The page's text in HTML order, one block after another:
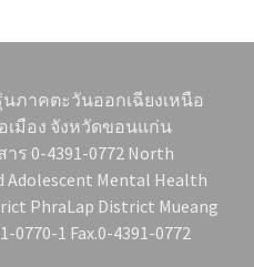
ภาคตะวันออกเฉียงเหนือ
เมือง จังหวัดขอนแก่น
ร 0-4391-0772 North
Adolescent Mental Health
PhraLap District Mueang
0770-1 Fax.0-4391-0772